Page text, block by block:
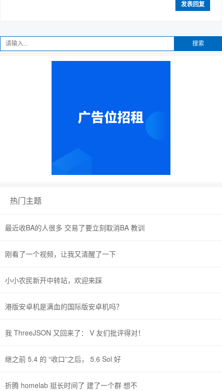
发表回复
搜索
热门主题
最近收BA的人很多 交易了要立刻取消BA 教训
刚看了一个视频，让我又清醒了一下
小小农民新开中转站，欢迎来踩
港版安卓机是满血的国际版安卓机吗？
我 ThreeJSON 又回来了： V 友们批评得对！
继之前 5.4 的 “收口”之后， 5.6 Sol 好
折腾 homelab 挺长时间了 建了一个群 想不